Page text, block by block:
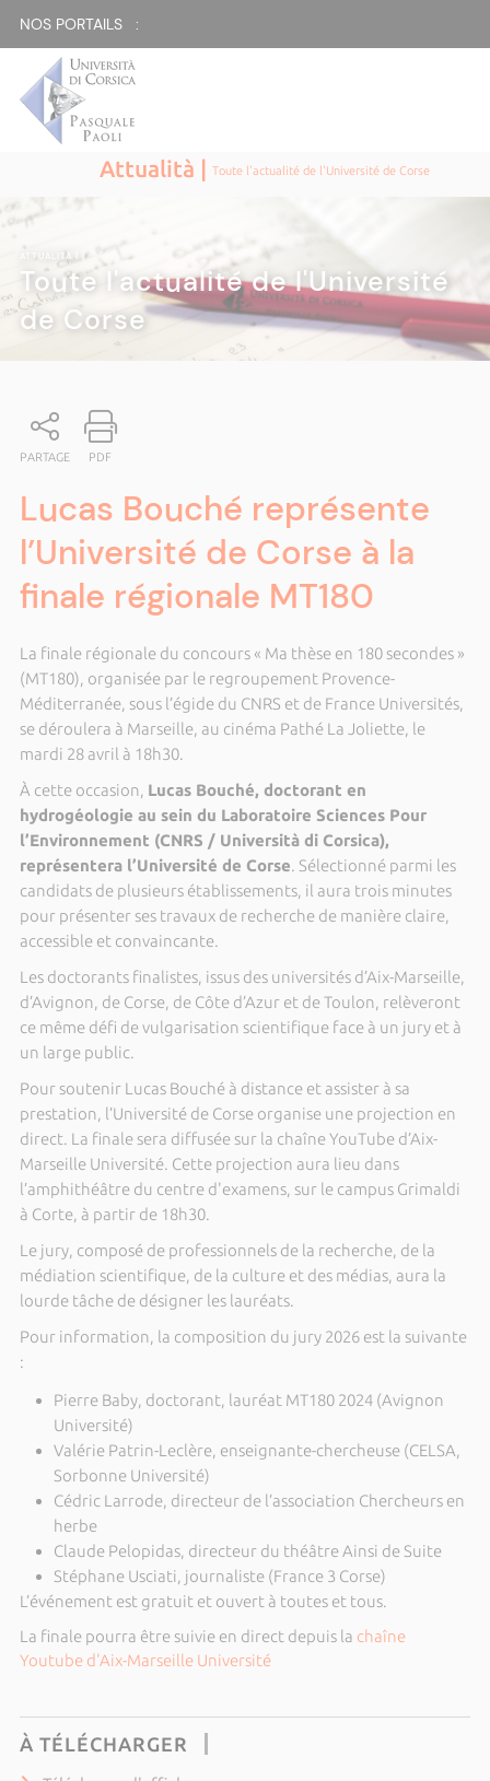
NOS PORTAILS :
Attualità |Toute l'actualité de l'Université de Corse
ATTUALITÀ|
Toute l'actualité de l'Université
de Corse
PARTAGE PDF
Lucas Bouché représente
l’Université de Corse à la
finale régionale MT180
La finale régionale du concours « Ma thèse en 180 secondes »
(MT180), organisée par le regroupement Provence-
Méditerranée, sous l’égide du CNRS et de France Universités,
se déroulera à Marseille, au cinéma Pathé La Joliette, le
mardi 28 avril à 18h30.
À cette occasion, Lucas Bouché, doctorant en
hydrogéologie au sein du Laboratoire Sciences Pour
l’Environnement (CNRS / Università di Corsica),
représentera l’Université de Corse. Sélectionné parmi les
candidats de plusieurs établissements, il aura trois minutes
pour présenter ses travaux de recherche de manière claire,
accessible et convaincante.
Les doctorants finalistes, issus des universités d’Aix-Marseille,
d’Avignon, de Corse, de Côte d’Azur et de Toulon, relèveront
ce même défi de vulgarisation scientifique face à un jury et à
un large public.
Pour soutenir Lucas Bouché à distance et assister à sa
prestation, l’Université de Corse organise une projection en
direct. La finale sera diffusée sur la chaîne YouTube d’Aix-
Marseille Université. Cette projection aura lieu dans
l’amphithéâtre du centre d'examens, sur le campus Grimaldi
à Corte, à partir de 18h30.
Le jury, composé de professionnels de la recherche, de la
médiation scientifique, de la culture et des médias, aura la
lourde tâche de désigner les lauréats.
Pour information, la composition du jury 2026 est la suivante
:
Pierre Baby, doctorant, lauréat MT180 2024 (Avignon
Université)
Valérie Patrin-Leclère, enseignante-chercheuse (CELSA,
Sorbonne Université)
Cédric Larrode, directeur de l’association Chercheurs en
herbe
Claude Pelopidas, directeur du théâtre Ainsi de Suite
Stéphane Usciati, journaliste (France 3 Corse)
L’événement est gratuit et ouvert à toutes et tous.
La finale pourra être suivie en direct depuis la chaîne
Youtube d'Aix-Marseille Université
À TÉLÉCHARGER